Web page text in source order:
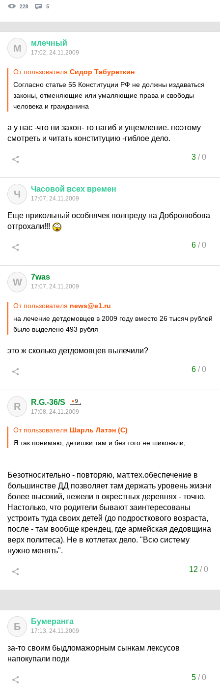
228 5
М млечный
17:02, 24.11.2009
От пользователя Сидор Табуреткин
Согласно статье 55 Конституции РФ не должны издаваться
законы, отменяющие или умаляющие права и свободы
человека и гражданина
а у нас -что ни закон- то нагиб и ущемление. поэтому
смотреть и читать конституцию -гиблое дело.
3/0
Ч Часовой всех времен
17:07, 24.11.2009
Еще прикольный особнячек полпреду на Добролюбова
отгрохали!!!
6/0
W 7was
17:07, 24.11.2009
От пользователя news@e1.ru
на лечение детдомовцев в 2009 году вместо 26 тысяч рублей
было выделено 493 рубля
это ж сколько детдомовцев вылечили?
6/0
R R.G.-36/S
17:08, 24.11.2009
От пользователя Шарль Латэн (С)
Я так понимаю, детишки там и без того не шиковали,
Безотносительно - повторяю, мат.тех.обеспечение в
большинстве ДД позволяет там держать уровень жизни
более высокий, нежели в окрестных деревнях - точно.
Настолько, что родители бывают заинтересованы
устроить туда своих детей (до подросткового возраста,
после - там вообще крендец, где армейская дедовщина
верх политеса). Не в котлетах дело. "Всю систему
нужно менять".
12 /0
Б Бумеранга
17:13, 24.11.2009
за-то своим быдломажорным сынкам лексусов
напокупали поди
5/0